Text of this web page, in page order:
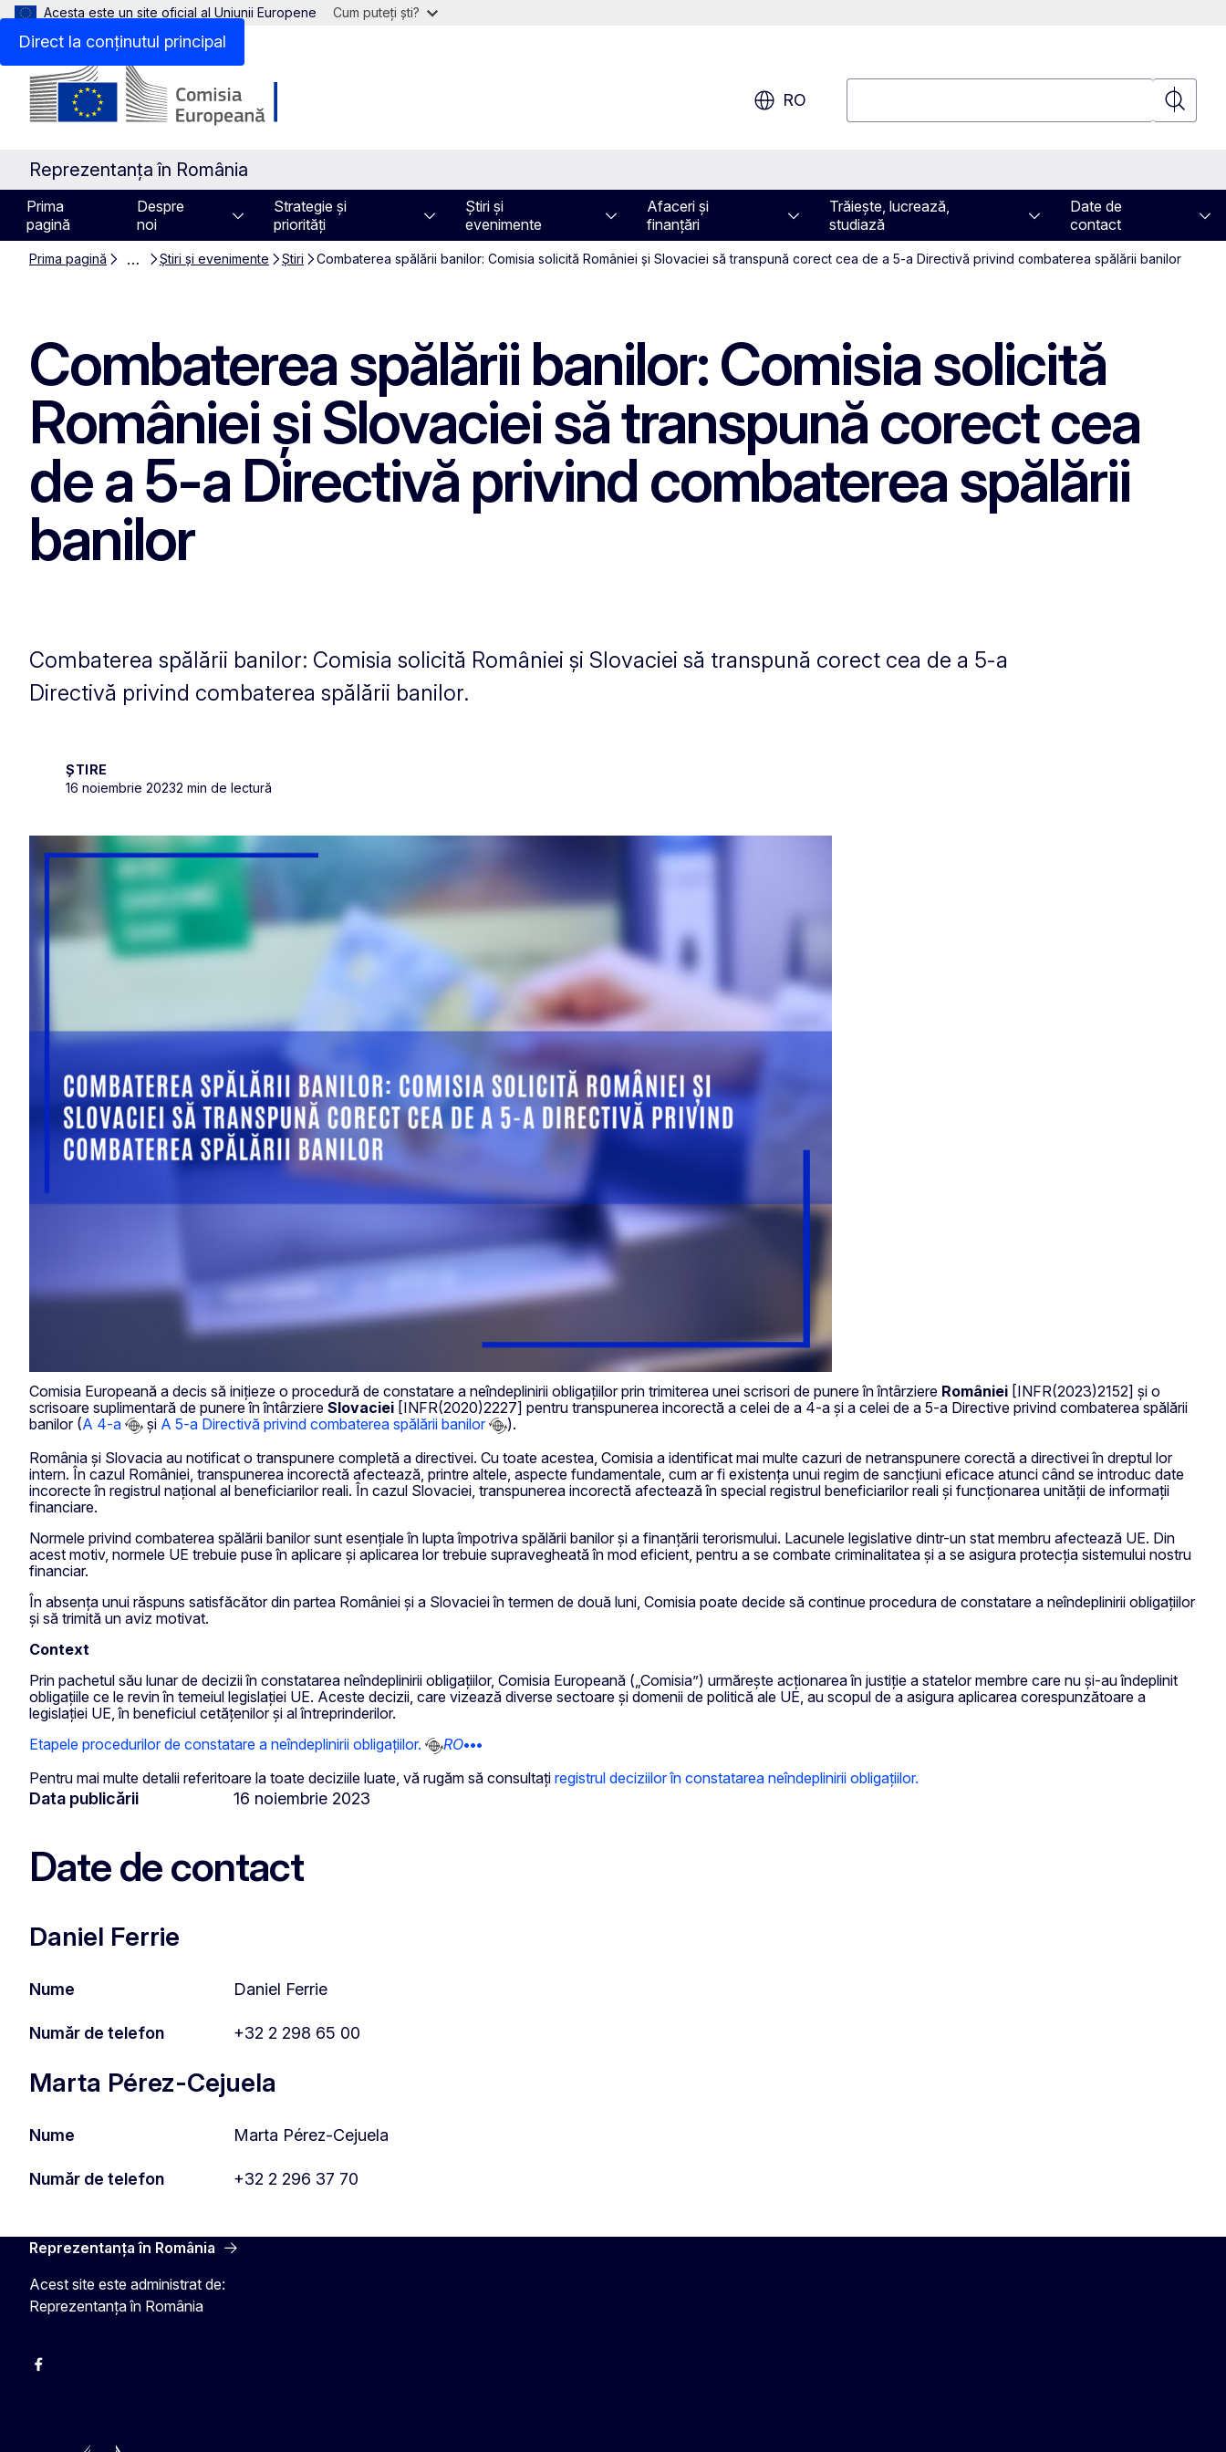
Direct la conținutul principal
Acesta este un site oficial al Uniunii Europene Cum puteți ști?
RO
Căutați
Reprezentanța în România
Prima
pagină
Despre
noi
Strategie și
priorități
Știri și
evenimente
Afaceri și
finanțări
Trăiește, lucrează,
studiază
Date de
contact
Prima pagină … Știri și evenimente Știri Combaterea spălării banilor: Comisia solicită României și Slovaciei să transpună corect cea de a 5-a Directivă privind combaterea spălării banilor
Combaterea spălării banilor: Comisia solicită
României și Slovaciei să transpună corect cea
de a 5-a Directivă privind combaterea spălării
banilor
Combaterea spălării banilor: Comisia solicită României și Slovaciei să transpună corect cea de a 5-a
Directivă privind combaterea spălării banilor.
ȘTIRE
16 noiembrie 20232 min de lectură
Comisia Europeană a decis să inițieze o procedură de constatare a neîndeplinirii obligațiilor prin trimiterea unei scrisori de punere în întârziere României [INFR(2023)2152] și o
scrisoare suplimentară de punere în întârziere Slovaciei [INFR(2020)2227] pentru transpunerea incorectă a celei de a 4-a și a celei de a 5-a Directive privind combaterea spălării
banilor (A 4-a și A 5-a Directivă privind combaterea spălării banilor
).
România și Slovacia au notificat o transpunere completă a directivei. Cu toate acestea, Comisia a identificat mai multe cazuri de netranspunere corectă a directivei în dreptul lor
intern. În cazul României, transpunerea incorectă afectează, printre altele, aspecte fundamentale, cum ar fi existența unui regim de sancțiuni eficace atunci când se introduc date
incorecte în registrul național al beneficiarilor reali. În cazul Slovaciei, transpunerea incorectă afectează în special registrul beneficiarilor reali și funcționarea unității de informații
financiare.
Normele privind combaterea spălării banilor sunt esențiale în lupta împotriva spălării banilor și a finanțării terorismului. Lacunele legislative dintr-un stat membru afectează UE. Din
acest motiv, normele UE trebuie puse în aplicare și aplicarea lor trebuie supravegheată în mod eficient, pentru a se combate criminalitatea și a se asigura protecția sistemului nostru
financiar.
În absența unui răspuns satisfăcător din partea României și a Slovaciei în termen de două luni, Comisia poate decide să continue procedura de constatare a neîndeplinirii obligațiilor
și să trimită un aviz motivat.
Context
Prin pachetul său lunar de decizii în constatarea neîndeplinirii obligațiilor, Comisia Europeană („Comisia”) urmărește acționarea în justiție a statelor membre care nu și-au îndeplinit
obligațiile ce le revin în temeiul legislației UE. Aceste decizii, care vizează diverse sectoare și domenii de politică ale UE, au scopul de a asigura aplicarea corespunzătoare a
legislației UE, în beneficiul cetățenilor și al întreprinderilor.
Etapele procedurilor de constatare a neîndeplinirii obligațiilor.
RO•••
Pentru mai multe detalii referitoare la toate deciziile luate, vă rugăm să consultați registrul deciziilor în constatarea neîndeplinirii obligațiilor.
Data publicării 16 noiembrie 2023
Date de contact
Daniel Ferrie
Nume Daniel Ferrie
Număr de telefon +32 2 298 65 00
Marta Pérez-Cejuela
Nume Marta Pérez-Cejuela
Număr de telefon +32 2 296 37 70
Reprezentanța în România
Acest site este administrat de:
Reprezentanța în România
Facebook